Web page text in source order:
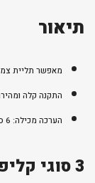
תיאור
מאפשר תליית
התקנה קלה
הערכה מכילה: 6 סלילים נתלים, 25 מטר אורך חוט.
3 סוגי קליפסים: